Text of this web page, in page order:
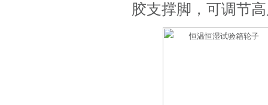
胶支撑脚，可调节